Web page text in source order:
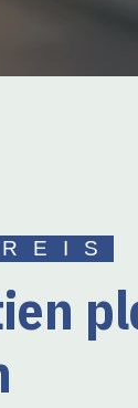
REIS